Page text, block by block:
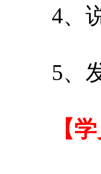
4、说
5、发
【学